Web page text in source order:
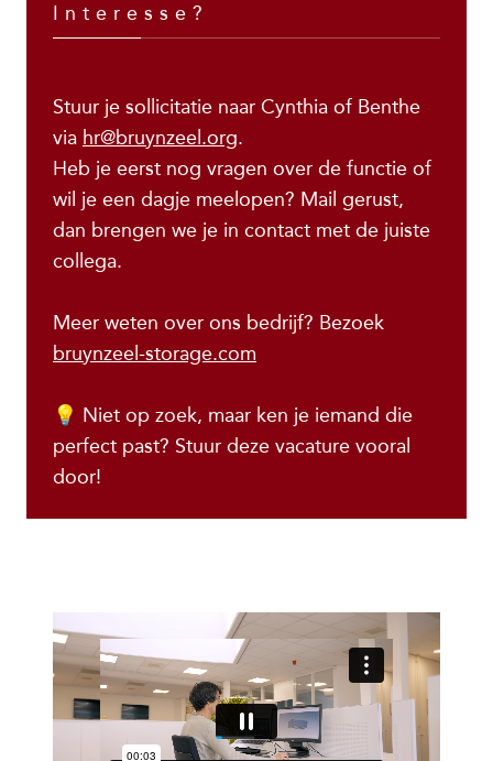
Interesse?
Stuur je sollicitatie naar Cynthia of Benthe
via hr@bruynzeel.org.
Heb je eerst nog vragen over de functie of
wil je een dagje meelopen? Mail gerust,
dan brengen we je in contact met de juiste
collega.
Meer weten over ons bedrijf? Bezoek
bruynzeel-storage.com
💡 Niet op zoek, maar ken je iemand die
perfect past? Stuur deze vacature vooral
door!